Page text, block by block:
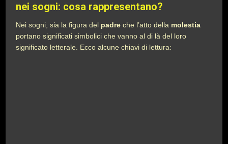
nei sogni: cosa rappresentano?
Nei sogni, sia la figura del padre che l’atto della molestia
portano significati simbolici che vanno al di là del loro
significato letterale. Ecco alcune chiavi di lettura: